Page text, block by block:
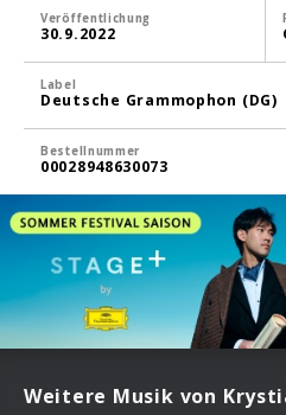
Veröffentlichung
30.9.2022
Label
Deutsche Grammophon (DG)
Bestellnummer
00028948630073
Weitere Musik von